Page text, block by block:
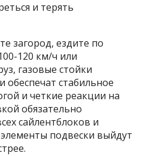
и терять
загород, ездите по
120 км/ч или
газовые стойки
обеспечат стабильное
и четкие реакции на
обязательно
сайлентблоков и
подвески выйдут